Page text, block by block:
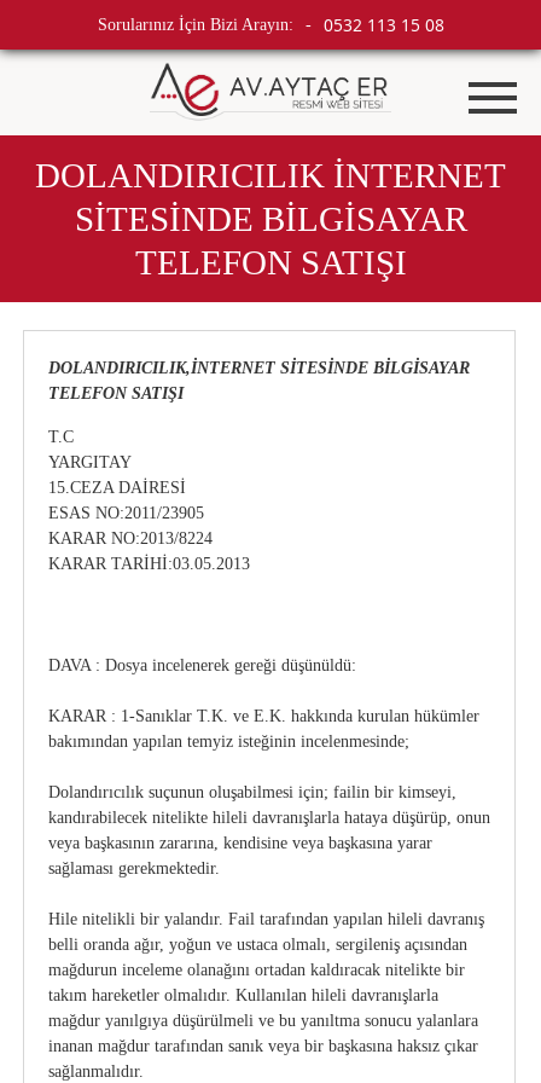
Sorularınız İçin Bizi Arayın: - 0532 113 15 08
DOLANDIRICILIK İNTERNET
SİTESİNDE BİLGİSAYAR
TELEFON SATIŞI
DOLANDIRICILIK,İNTERNET SİTESİNDE BİLGİSAYAR
TELEFON SATIŞI
T.C
YARGITAY
15.CEZA DAİRESİ
ESAS NO:2011/23905
KARAR NO:2013/8224
KARAR TARİHİ:03.05.2013
DAVA : Dosya incelenerek gereği düşünüldü:
KARAR : 1-Sanıklar T.K. ve E.K. hakkında kurulan hükümler
bakımından yapılan temyiz isteğinin incelenmesinde;
Dolandırıcılık suçunun oluşabilmesi için; failin bir kimseyi,
kandırabilecek nitelikte hileli davranışlarla hataya düşürüp, onun
veya başkasının zararına, kendisine veya başkasına yarar
sağlaması gerekmektedir.
Hile nitelikli bir yalandır. Fail tarafından yapılan hileli davranış
belli oranda ağır, yoğun ve ustaca olmalı, sergileniş açısından
mağdurun inceleme olanağını ortadan kaldıracak nitelikte bir
takım hareketler olmalıdır. Kullanılan hileli davranışlarla
mağdur yanılgıya düşürülmeli ve bu yanıltma sonucu yalanlara
inanan mağdur tarafından sanık veya bir başkasına haksız çıkar
sağlanmalıdır.